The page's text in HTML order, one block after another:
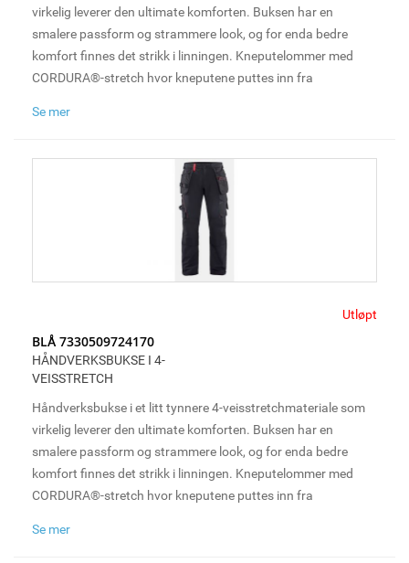
virkelig leverer den ultimate komforten. Buksen har en
smalere passform og strammere look, og for enda bedre
komfort finnes det strikk i linningen. Kneputelommer med
CORDURA®-stretch hvor kneputene puttes inn fra
venstre side. For økt ventilasjon har den mesh i kneet, noe
arbeidsdager.
Se mer
Utløpt
BLÅ 7330509724170
HÅNDVERKSBUKSE I 4-
VEISSTRETCH
Håndverksbukse i et litt tynnere 4-veisstretchmateriale som
virkelig leverer den ultimate komforten. Buksen har en
smalere passform og strammere look, og for enda bedre
komfort finnes det strikk i linningen. Kneputelommer med
CORDURA®-stretch hvor kneputene puttes inn fra
venstre side. For økt ventilasjon har den mesh i kneet, noe
Se mer